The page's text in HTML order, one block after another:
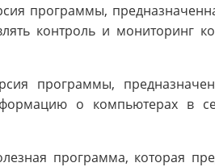
программы,
контроль и мониторинг
программы,
о компьютерах в
программа, которая